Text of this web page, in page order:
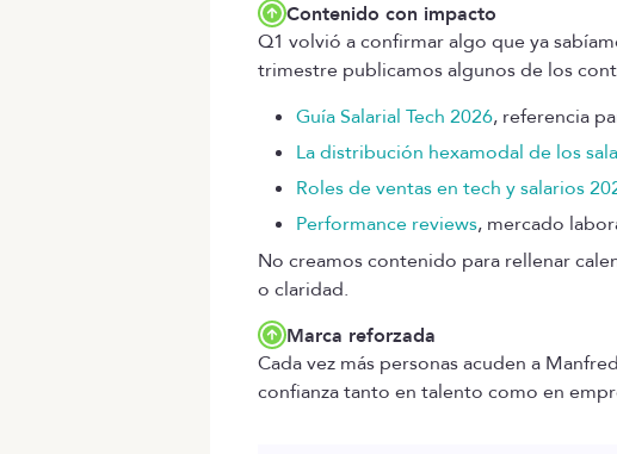
Contenido con impacto
Q1 volvió a confirmar algo que ya
trimestre publicamos algunos de los
Guía Salarial Tech 2026, referencia
La distribución hexamodal de los
Roles de ventas en tech y salarios
Performance reviews, mercado
No creamos contenido para rellenar
o claridad.
Marca reforzada
Cada vez más personas acuden a
confianza tanto en talento como en